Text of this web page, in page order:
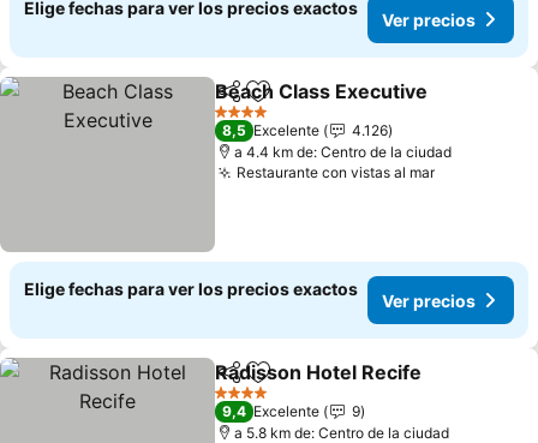
Elige fechas para ver los precios exactos
Ver precios
CompartirAgregar a favoritos
Beach Class Executive
4 Estrellas
8,5 Excelente
4.126
a 4.4 km de: Centro de la ciudad
Restaurante con vistas al mar
Elige fechas para ver los precios exactos
Ver precios
CompartirAgregar a favoritos
Radisson Hotel Recife
4 Estrellas
9,4 Excelente
9
a 5.8 km de: Centro de la ciudad